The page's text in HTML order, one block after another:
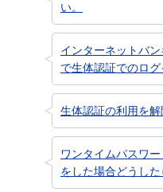
い。
インターネットバン
で生体認証でのログ
生体認証の利用を解
ワンタイムパスワ
をした場合どうした